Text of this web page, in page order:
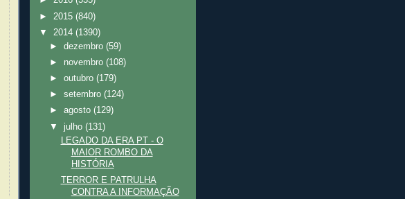
► 2015 (840)
▼ 2014 (1390)
►dezembro(59)
► novembro(108)
►outubro(179)
►setembro(124)
►agosto(129)
▼ julho(131)
LEGADO DA ERA PT - O
MAIOR ROMBO DA
HISTÓRIA
TERROR E PATRULHA
CONTRA A INFORMAÇÃO